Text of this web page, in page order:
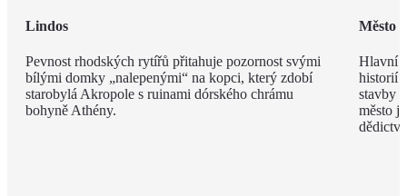
Lindos
Pevnost rhodských rytířů přitahuje pozornost svými
bílými domky „nalepenými“ na kopci, který zdobí
starobylá Akropole s ruinami dórského chrámu
bohyně Athény.
Město
Hlavní
historií
stavby
město